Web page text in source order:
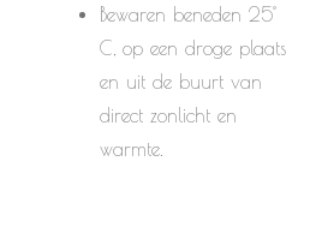
Bewaren beneden 25°
C, op een droge plaats
en uit de buurt van
direct zonlicht en
warmte.